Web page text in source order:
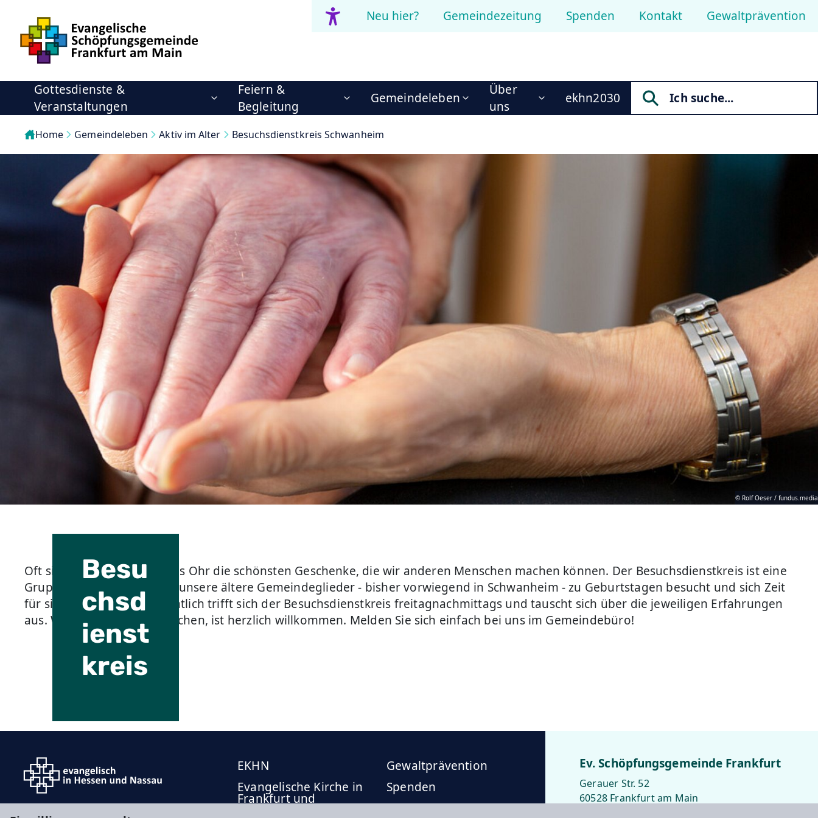
Neu hier? Gemeindezeitung Spenden Kontakt Gewaltprävention
Gottesdienste &
Veranstaltungen
Feiern &
Begleitung
Gemeindeleben
Über
uns
ekhn2030
Home Gemeindeleben Aktiv im Alter Besuchsdienstkreis Schwanheim
© Rolf Oeser / fundus.media
Besu
chsd
ienst
kreis
Oft sind Zeit und ein offenes Ohr die schönsten Geschenke, die wir anderen Menschen machen können. Der Besuchsdienstkreis ist eine
Gruppe von Menschen, die unsere ältere Gemeindeglieder - bisher vorwiegend in Schwanheim - zu Geburtstagen besucht und sich Zeit
für sie nimmt. Einmal monatlich trifft sich der Besuchsdienstkreis freitagnachmittags und tauscht sich über die jeweiligen Erfahrungen
aus. Wer Lust hat, mitzumachen, ist herzlich willkommen. Melden Sie sich einfach bei uns im Gemeindebüro!
EKHN
Evangelische Kirche in
Frankfurt und
Gewaltprävention
Spenden
Gemeindezeitung
Ev. Schöpfungsgemeinde Frankfurt
Gerauer Str. 52
60528 Frankfurt am Main